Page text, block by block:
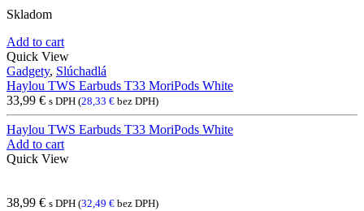
Skladom
Add to cart
Quick View
Gadgety, Slúchadlá
Haylou TWS Earbuds T33 MoriPods White
33,99 € s DPH (28,33 € bez DPH)
Haylou TWS Earbuds T33 MoriPods White
Add to cart
Quick View
38,99 € s DPH (32,49 € bez DPH)